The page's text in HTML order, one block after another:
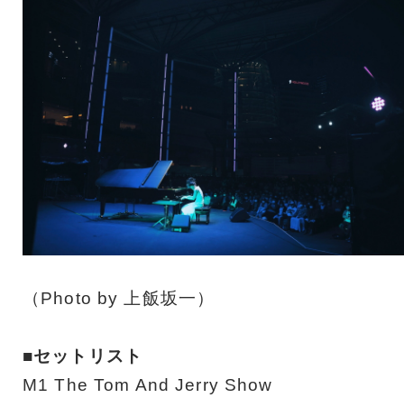
（Photo by 上飯坂一）
■セットリスト
M1 The Tom And Jerry Show